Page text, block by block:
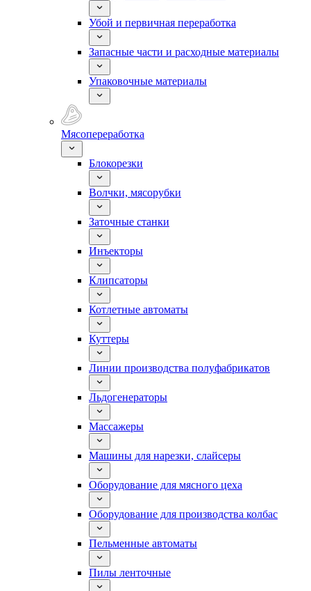
Убой и первичная переработка
Запасные части и расходные материалы
Упаковочные материалы
Мясопереработка
Блокорезки
Волчки, мясорубки
Заточные станки
Инъекторы
Клипсаторы
Котлетные автоматы
Куттеры
Линии производства полуфабрикатов
Льдогенераторы
Массажеры
Машины для нарезки, слайсеры
Оборудование для мясного цеха
Оборудование для производства колбас
Пельменные автоматы
Пилы ленточные